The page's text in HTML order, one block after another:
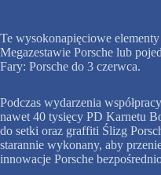
Te wysokonapięciowe
Megazestawie Porsche lub
Fary: Porsche do 3 czerwca.
Podczas wydarzenia
nawet 40 tysięcy PD Karnetu
do setki oraz graffiti Ślizg
starannie wykonany, aby
innowacje Porsche